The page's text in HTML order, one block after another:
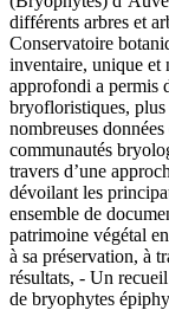
différents arbres et
Conservatoire
inventaire, unique et
approfondi a permis
bryofloristiques, plus
nombreuses
communautés
travers d’une
dévoilant les
ensemble de
patrimoine végétal
à sa préservation, à
résultats, - Un
de bryophytes